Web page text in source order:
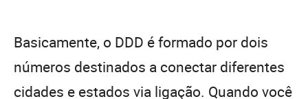
Basicamente, o DDD é formado por dois
números destinados a conectar diferentes
cidades e estados via ligação. Quando você